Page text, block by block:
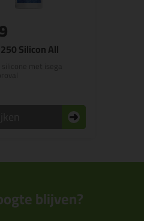
Silicon All
met isega
blijven?